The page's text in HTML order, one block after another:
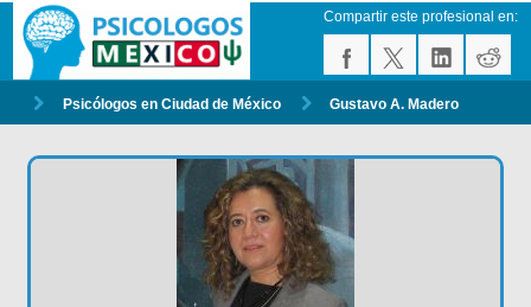
Compartir este profesional en:
Psicólogos en Ciudad de México Gustavo A. Madero